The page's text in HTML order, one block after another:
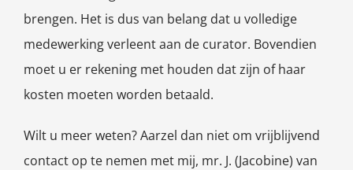
brengen. Het is dus van belang dat u volledige
medewerking verleent aan de curator. Bovendien
moet u er rekening met houden dat zijn of haar
kosten moeten worden betaald.
Wilt u meer weten? Aarzel dan niet om vrijblijvend
contact op te nemen met mij, mr. J. (Jacobine) van